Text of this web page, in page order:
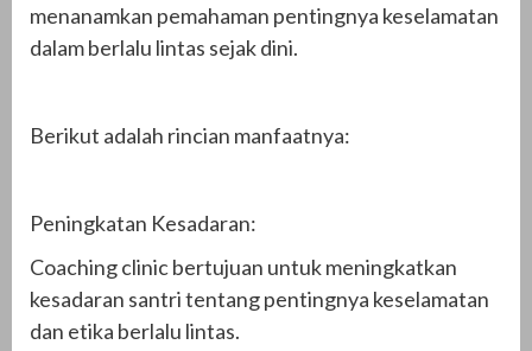
menanamkan pemahaman pentingnya keselamatan
dalam berlalu lintas sejak dini.
Berikut adalah rincian manfaatnya:
Peningkatan Kesadaran:
Coaching clinic bertujuan untuk meningkatkan
kesadaran santri tentang pentingnya keselamatan
dan etika berlalu lintas.